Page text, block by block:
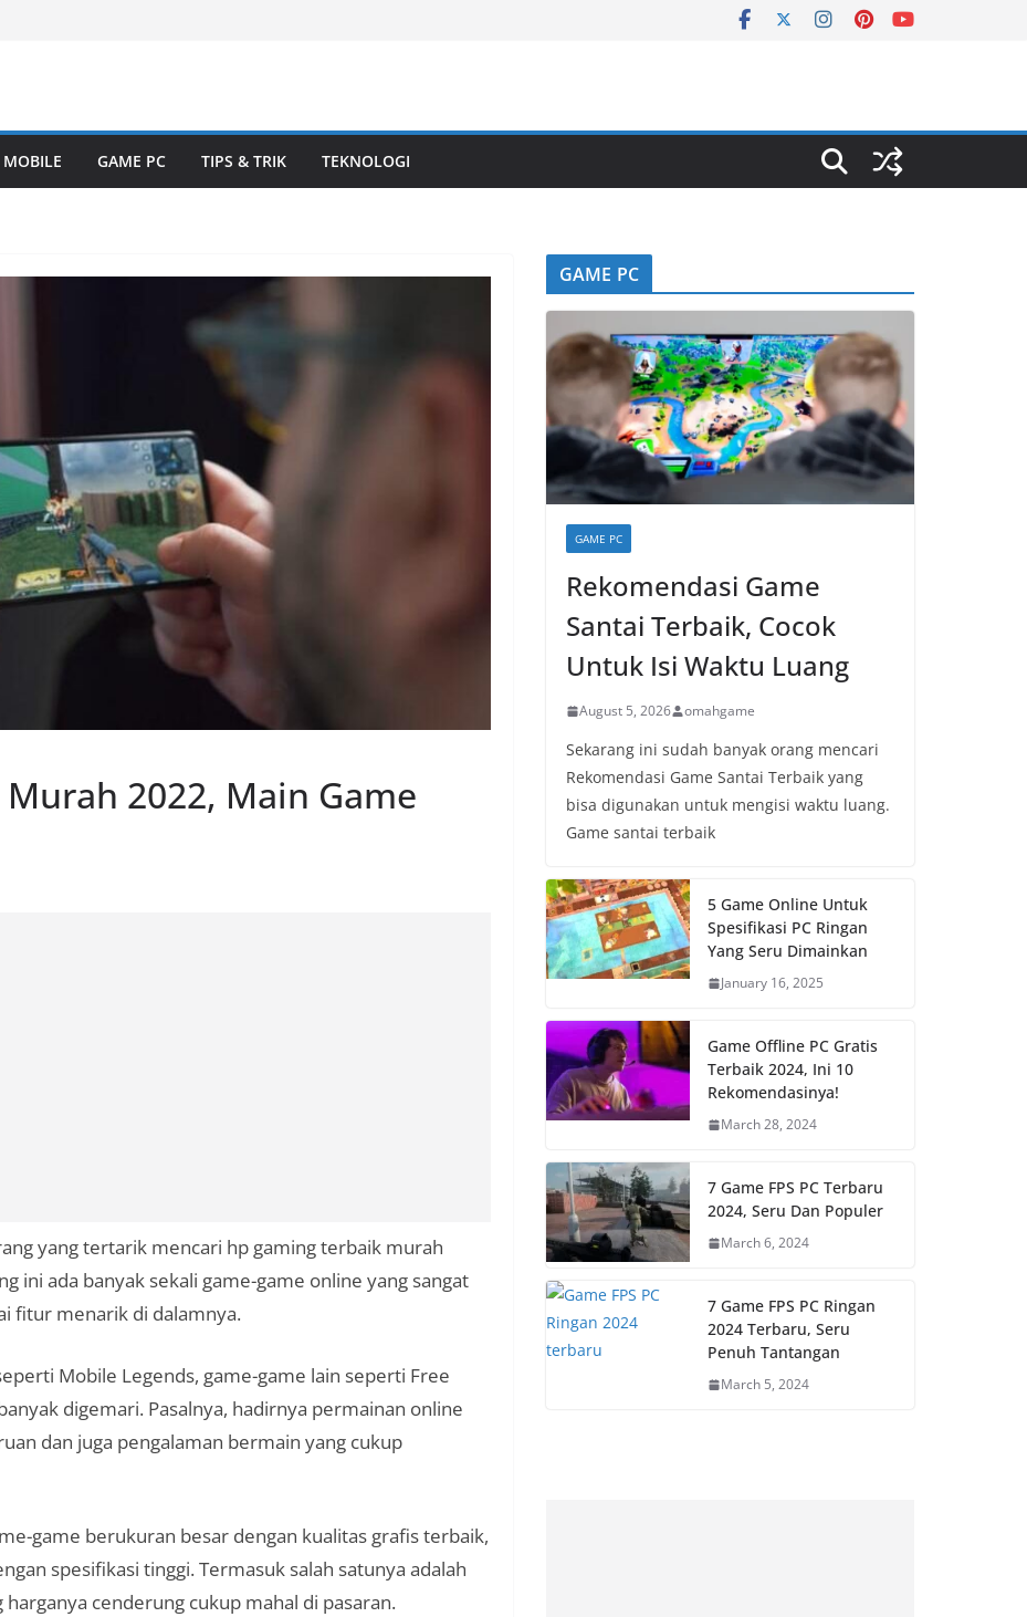
GAME PC TIPS & TRIK TEKNOLOGI
2022, Main Game
yang tertarik mencari hp gaming terbaik murah
ini ada banyak sekali game-game online yang sangat
fitur menarik di dalamnya.
Mobile Legends, game-game lain seperti Free
digemari. Pasalnya, hadirnya permainan online
dan juga pengalaman bermain yang cukup
game berukuran besar dengan kualitas grafis terbaik,
spesifikasi tinggi. Termasuk salah satunya adalah
cenderung cukup mahal di pasaran.
GAME PC
GAME PC
Rekomendasi Game
Santai Terbaik, Cocok
Untuk Isi Waktu Luang
August 5, 2026 omahgame
Sekarang ini sudah banyak orang mencari
Rekomendasi Game Santai Terbaik yang
bisa digunakan untuk mengisi waktu luang.
Game santai terbaik
5 Game Online Untuk
Spesifikasi PC Ringan
Yang Seru Dimainkan
January 16, 2025
Game Offline PC Gratis
Terbaik 2024, Ini 10
Rekomendasinya!
March 28, 2024
7 Game FPS PC Terbaru
2024, Seru Dan Populer
March 6, 2024
7 Game FPS PC Ringan
2024 Terbaru, Seru
Penuh Tantangan
March 5, 2024